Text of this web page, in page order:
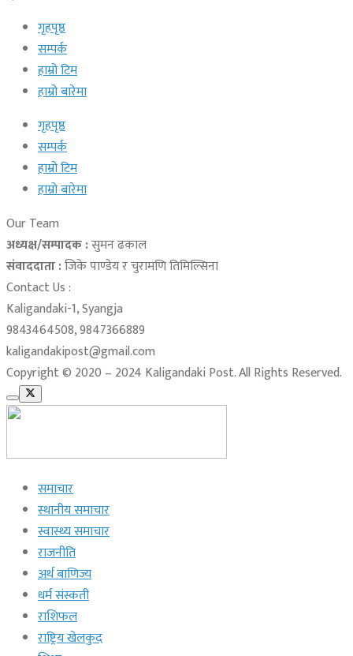
गृहपृष्ठ
सम्पर्क
हाम्रो टिम
हाम्रो बारेमा
गृहपृष्ठ
सम्पर्क
हाम्रो टिम
हाम्रो बारेमा
Our Team
अध्यक्ष/सम्पादक :सुमन ढकाल
संवाददाता :जिके पाण्डेय र चुरामणि तिमिल्सिना
Contact Us :
Kaligandaki-1, Syangja
9843464508, 9847366889
kaligandakipost@gmail.com
Copyright © 2020 – 2024 Kaligandaki Post. All Rights Reserved.
समाचार
स्थानीय समाचार
स्वास्थ्य समाचार
राजनीति
अर्थ बाणिज्य
धर्म संस्कती
राशिफल
राष्ट्रिय खेलकुद